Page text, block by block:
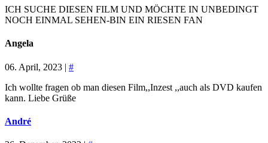
ICH SUCHE DIESEN FILM UND MÖCHTE IN UNBEDINGT
NOCH EINMAL SEHEN-BIN EIN RIESEN FAN
Angela
06. April, 2023 | #
Ich wollte fragen ob man diesen Film,,Inzest ,,auch als DVD kaufen
kann. Liebe Grüße
André